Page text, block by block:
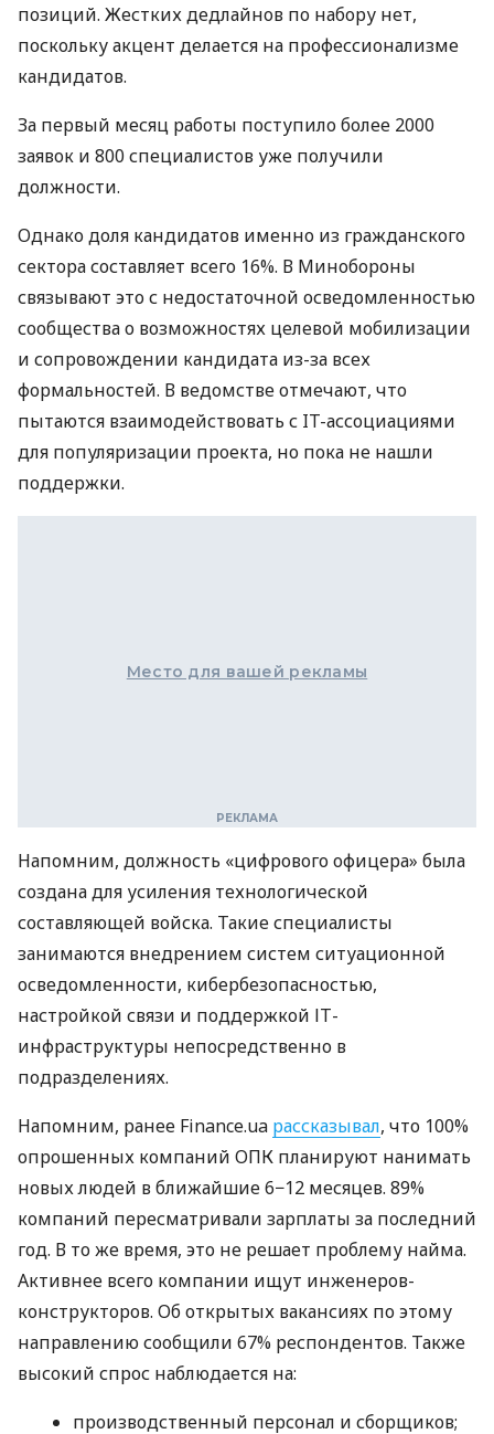
позиций. Жестких дедлайнов по набору нет,
поскольку акцент делается на профессионализме
кандидатов.
За первый месяц работы поступило более 2000
заявок и 800 специалистов уже получили
должности.
Однако доля кандидатов именно из гражданского
сектора составляет всего 16%. В Минобороны
связывают это с недостаточной осведомленностью
сообщества о возможностях целевой мобилизации
и сопровождении кандидата из-за всех
формальностей. В ведомстве отмечают, что
пытаются взаимодействовать с IT-ассоциациями
для популяризации проекта, но пока не нашли
поддержки.
Место для вашей рекламы
Напомним, должность «цифрового офицера» была
создана для усиления технологической
составляющей войска. Такие специалисты
занимаются внедрением систем ситуационной
осведомленности, кибербезопасностью,
настройкой связи и поддержкой ІТ-
инфраструктуры непосредственно в
подразделениях.
Напомним, ранее Finance.ua рассказывал, что 100%
опрошенных компаний ОПК планируют нанимать
новых людей в ближайшие 6−12 месяцев. 89%
компаний пересматривали зарплаты за последний
год. В то же время, это не решает проблему найма.
Активнее всего компании ищут инженеров-
конструкторов. Об открытых вакансиях по этому
направлению сообщили 67% респондентов. Также
высокий спрос наблюдается на:
производственный персонал и сборщиков;